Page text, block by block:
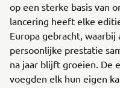
op een sterke basis van
lancering heeft elke
Europa gebracht,
persoonlijke prestatie
na jaar blijft groeien. De
voegden elk hun eigen